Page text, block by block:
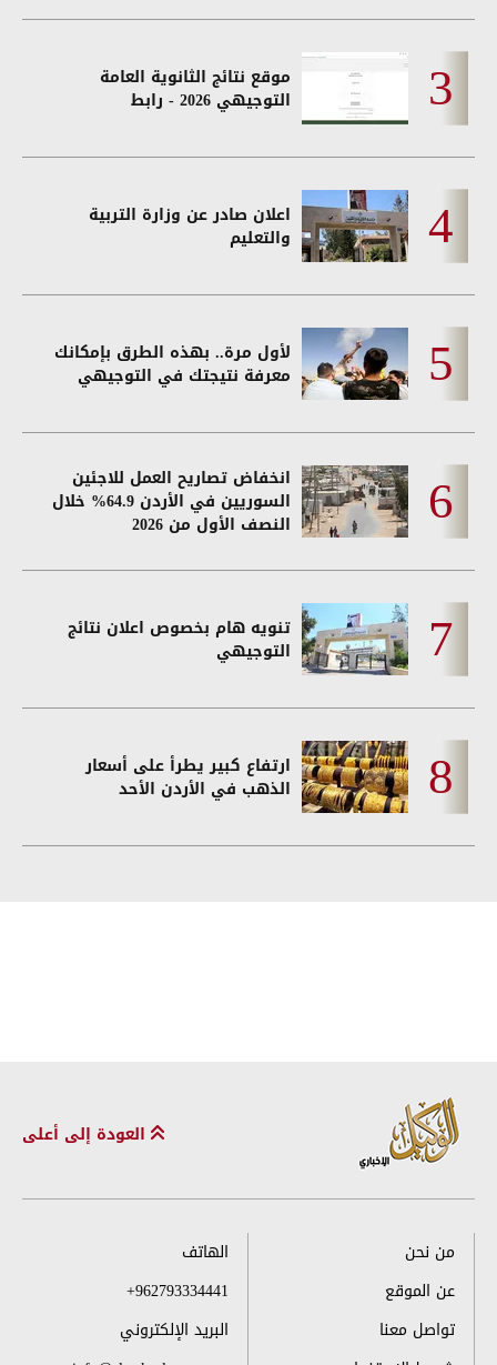
موقع نتائج الثانوية العامة
التوجيهي 2026 - رابط
اعلان صادر عن وزارة التربية
والتعليم
لأول مرة.. بهذه الطرق بإمكانك
معرفة نتيجتك في التوجيهي
انخفاض تصاريح العمل للاجئين
السوريين في الأردن 64.9% خلال
النصف الأول من 2026
تنويه هام بخصوص اعلان نتائج
التوجيهي
ارتفاع كبير يطرأ على أسعار
الذهب في الأردن الأحد
العودة إلى أعلى
من نحن
عن الموقع
تواصل معنا
الهاتف
+962793334441
البريد الإلكتروني